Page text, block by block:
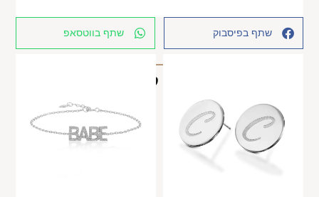
שתף בפיסבוק שתף בווטסאפ
מוצרים קשורים